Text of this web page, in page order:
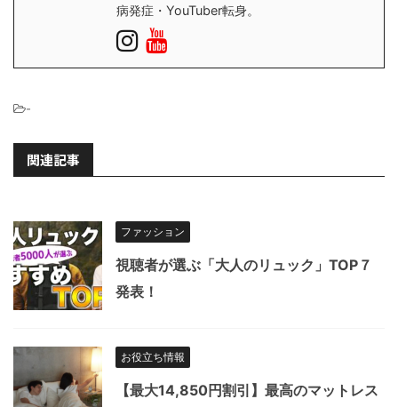
病発症・YouTuber転身。
-
関連記事
ファッション
視聴者が選ぶ「大人のリュック」TOP７
発表！
お役立ち情報
【最大14,850円割引】最高のマットレス